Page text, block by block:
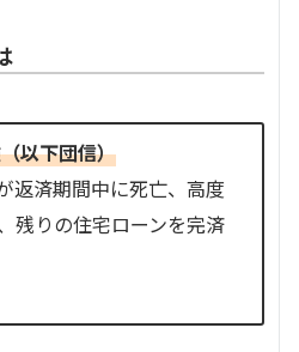
以下団信）
返済期間中に死亡、高度
残りの住宅ローンを完済